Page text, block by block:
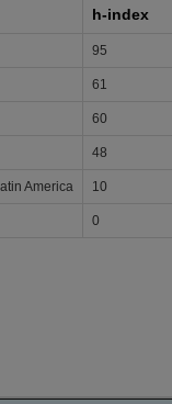
h-index
95
61
60
48
America 10
0